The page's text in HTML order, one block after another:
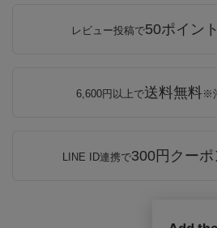
レビュー投稿で50ポイン
6,600円以上で送料無料※
LINE ID連携で300円クーポ